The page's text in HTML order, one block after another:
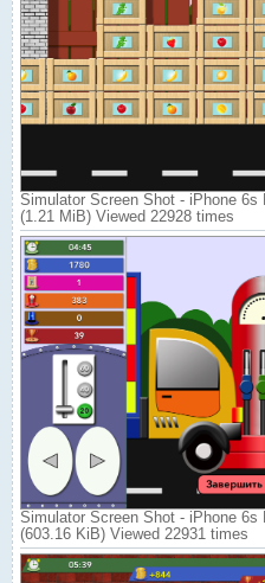
Simulator Screen Shot - iPhone 6s
(1.21 MiB) Viewed 22928 times
Simulator Screen Shot - iPhone 6s
(603.16 KiB) Viewed 22931 times